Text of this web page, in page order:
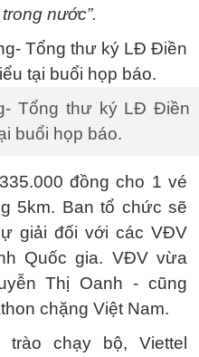
nước”.
Tổng thư ký LĐ Điền
buổi họp báo.
đồng cho 1 vé
5km. Ban tổ chức sẽ
giải đối với các VĐV
Quốc gia. VĐV vừa
Thị Oanh - cũng
chặng Việt Nam.
chạy bộ, Viettel